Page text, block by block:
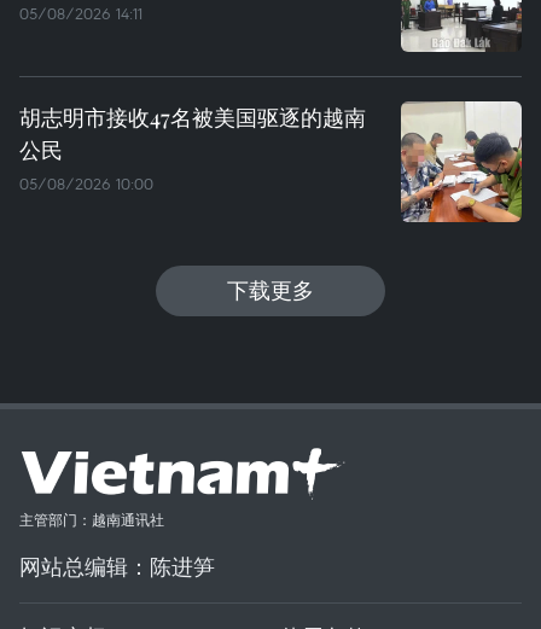
05/08/2026 14:11
胡志明市接收47名被美国驱逐的越南
公民
05/08/2026 10:00
下载更多
主管部门：越南通讯社
网站总编辑：陈进笋